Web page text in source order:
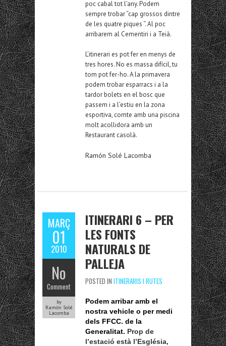
poc cabal tot l’any. Podem
sempre trobar “cap grossos dintre
de les quatre piques “. Al poc
arribarem al Cementiri i a Teià.
L’itinerari es pot fer en menys de
tres hores. No es massa difícil, tu
tom pot fer-ho. A la primavera
podem trobar esparracs i a la
tardor bolets en el bosc que
passem i a l’estiu en la zona
esportiva, comte amb una piscina
molt acollidora amb un
Restaurant casolà.
Ramón Solé Lacomba
MARÇ
01
2010
No
Comment
by
Ramón Solé
Lacomba
ITINERARI 6 – PER
LES FONTS
NATURALS DE
PALLEJA
POSTED IN ITINERARIS I RUTES
Podem arribar amb el
nostra vehicle o per medi
dels FFCC. de la
Generalitat. Prop de
l’estació està l’Església,